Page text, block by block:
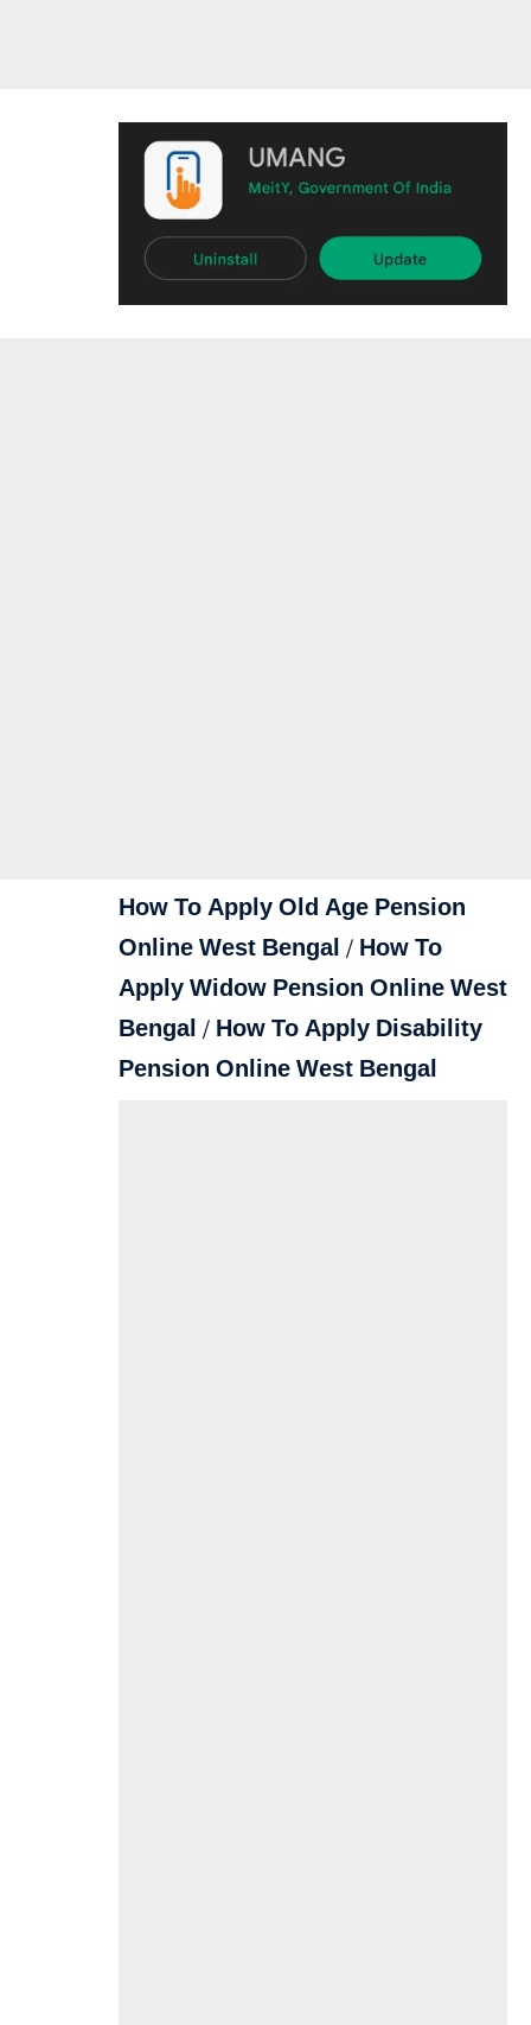
How To Apply Old Age Pension
Online West Bengal / How To
Apply Widow Pension Online West
Bengal / How To Apply Disability
Pension Online West Bengal